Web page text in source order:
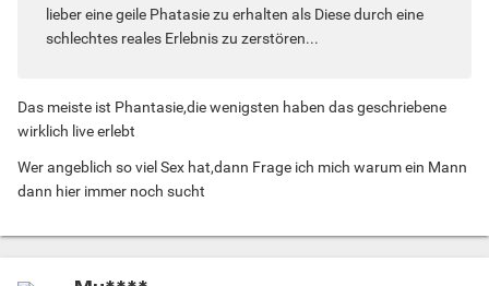
lieber eine geile Phatasie zu erhalten als Diese durch eine
schlechtes reales Erlebnis zu zerstören...
Das meiste ist Phantasie,die wenigsten haben das geschriebene
wirklich live erlebt
Wer angeblich so viel Sex hat,dann Frage ich mich warum ein Mann
dann hier immer noch sucht